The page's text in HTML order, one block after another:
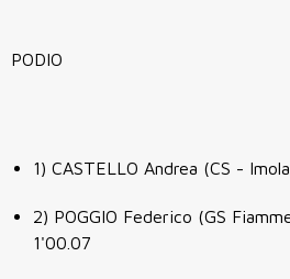
PODIO
1) CASTELLO Andrea (CS -
2) POGGIO Federico (GS
1'00.07